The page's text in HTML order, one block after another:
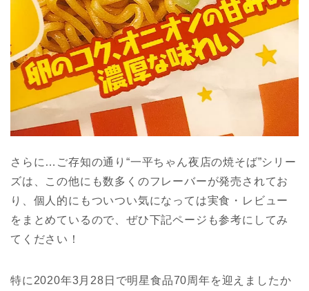
さらに…ご存知の通り“一平ちゃん夜店の焼そば”シリー
ズは、この他にも数多くのフレーバーが発売されてお
り、個人的にもついつい気になっては実食・レビュー
をまとめているので、ぜひ下記ページも参考にしてみ
てください！
特に2020年3月28日で明星食品70周年を迎えましたか